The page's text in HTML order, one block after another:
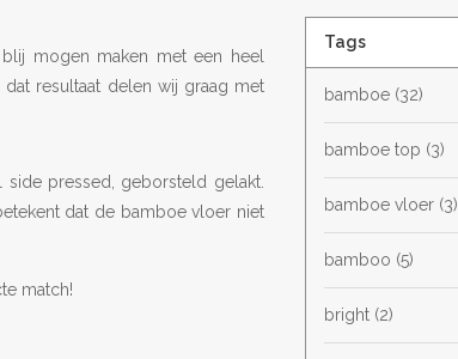
mogen maken met een heel
resultaat delen wij graag met
side pressed, geborsteld gelakt.
dat de bamboe vloer niet
match!
Tags
bamboe (32)
bamboe top (3)
bamboe vloer (3)
bamboo (5)
bright (2)